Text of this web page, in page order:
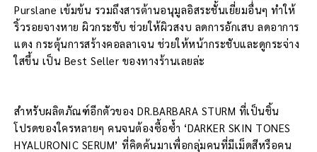
Purslane เข้มข้น รวมถึงสารต้านอนุมูลอิสระชั้นเยี่ยมอื่นๆ ทำให้
ริ้วรอยจางหาย ผิวกระชับ ช่วยให้ผิวสงบ ลดการอักเสบ ลดอาการ
แดง กระตุ้นการสร้างคอลลาเจน ช่วยให้หน้ากระชับและดูกระจ่าง
ใสขึ้น เป็น Best Seller ของทางร้านเลยล่ะ
สำหรับผลิตภัณฑ์อีกตัวของ DR.BARBARA STURM ที่เป็นชิ้น
โปรดของใครหลายๆ คนจนต้องซื้อซ้ำ ‘DARKER SKIN TONES
HYALURONIC SERUM’ ที่คิดค้นมาเพื่อกลุ่มคนที่มีเม็ดสีหรือคน